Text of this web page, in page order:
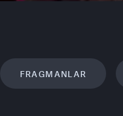
FRAGMANLAR